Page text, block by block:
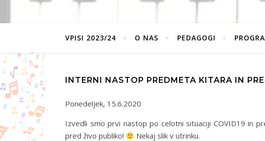
VPISI 2023/24 O NAS PEDAGOGI
INTERNI NASTOP PREDMETA KITARA IN
Ponedeljek, 15.6.2020
Izvedli smo prvi nastop po celotni situaciji COVID19 in
pred živo publiko!
Nekaj slik v utrinku.